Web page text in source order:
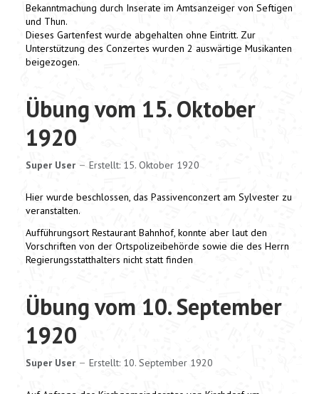
Bekanntmachung durch Inserate im Amtsanzeiger von Seftigen
und Thun.
Dieses Gartenfest wurde abgehalten ohne Eintritt. Zur
Unterstützung des Conzertes wurden 2 auswärtige Musikanten
beigezogen.
Übung vom 15. Oktober
1920
Super User Erstellt: 15. Oktober 1920
Hier wurde beschlossen, das Passivenconzert am Sylvester zu
veranstalten.
Aufführungsort Restaurant Bahnhof, konnte aber laut den
Vorschriften von der Ortspolizeibehörde sowie die des Herrn
Regierungsstatthalters nicht statt finden
Übung vom 10. September
1920
Super User Erstellt: 10. September 1920